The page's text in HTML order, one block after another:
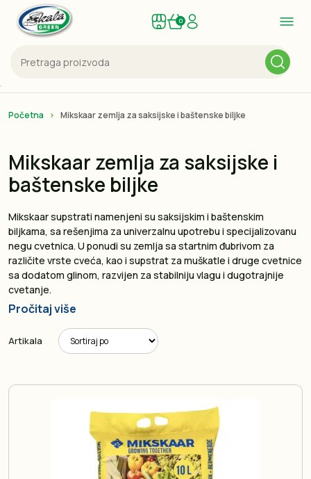
0
Početna Mikskaar zemlja za saksijske i baštenske biljke
Mikskaar zemlja za saksijske i
baštenske biljke
Mikskaar supstrati namenjeni su saksijskim i baštenskim
biljkama, sa rešenjima za univerzalnu upotrebu i specijalizovanu
negu cvetnica. U ponudi su zemlja sa startnim đubrivom za
različite vrste cveća, kao i supstrat za muškatle i druge cvetnice
sa dodatom glinom, razvijen za stabilniju vlagu i dugotrajnije
cvetanje.
Pročitaj više
Artikala